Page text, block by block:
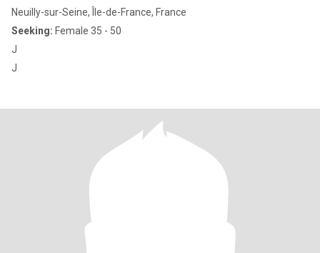
Neuilly-sur-Seine, Île-de-France, France
Seeking: Female 35 - 50
J
J